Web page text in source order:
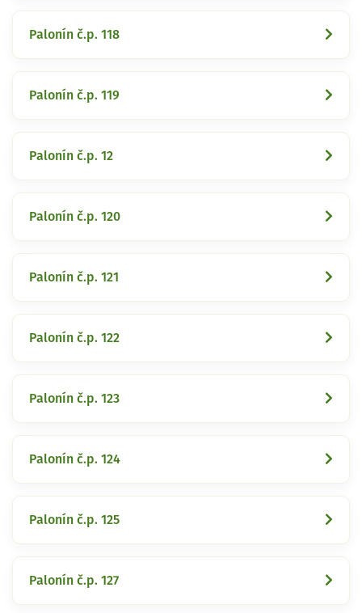
Palonín č.p. 118
Palonín č.p. 119
Palonín č.p. 12
Palonín č.p. 120
Palonín č.p. 121
Palonín č.p. 122
Palonín č.p. 123
Palonín č.p. 124
Palonín č.p. 125
Palonín č.p. 127